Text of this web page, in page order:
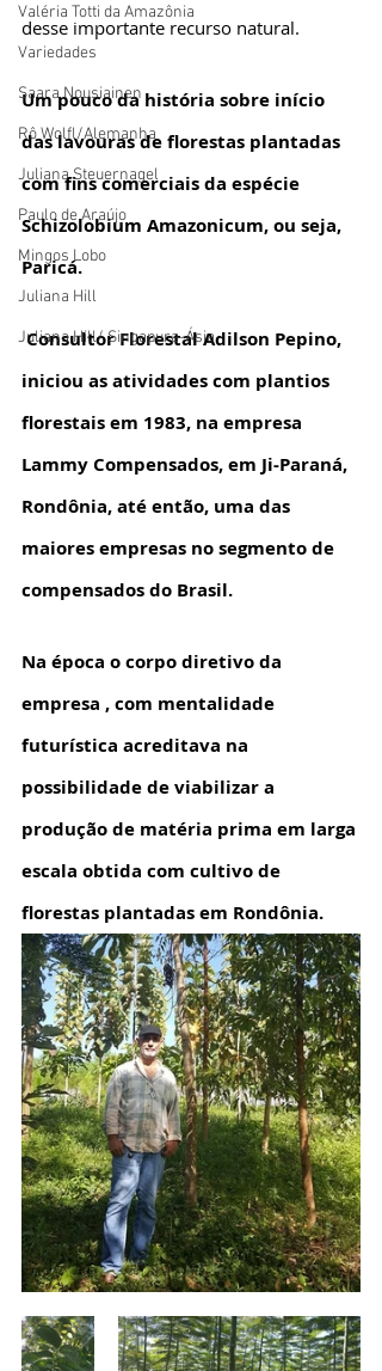
Valéria Totti da Amazônia
Variedades
Saara Nousiainen
Rô Wolfl/Alemanha
Juliana Steuernagel
Paulo de Araújo
Mingos Lobo
Juliana Hill
Juliana Hill/ Singapura-Ásia
desse importante recurso natural.
Um pouco da história sobre início
das lavouras de florestas plantadas
com fins comerciais da espécie
Schizolobium Amazonicum, ou seja,
Paricá.
Consultor Florestal Adilson Pepino,
iniciou as atividades com plantios
florestais em 1983, na empresa
Lammy Compensados, em Ji-Paraná,
Rondônia, até então, uma das
maiores empresas no segmento de
compensados do Brasil.
Na época o corpo diretivo da
empresa , com mentalidade
futurística acreditava na
possibilidade de viabilizar a
produção de matéria prima em larga
escala obtida com cultivo de
florestas plantadas em Rondônia.